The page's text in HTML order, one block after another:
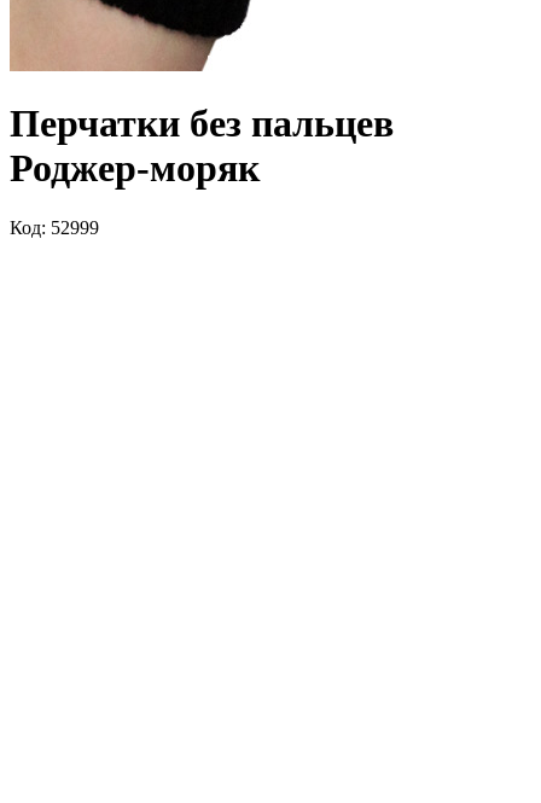
Перчатки без пальцев
Роджер-моряк
Код: 52999